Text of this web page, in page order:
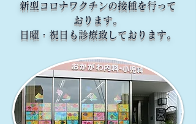
新型コロナワクチンの接種を行って
おります。
日曜・祝日も診療致しております。